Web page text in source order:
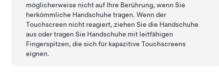
möglicherweise nicht auf Ihre Berührung, wenn Sie
herkömmliche Handschuhe tragen. Wenn der
Touchscreen nicht reagiert, ziehen Sie die Handschuhe
aus oder tragen Sie Handschuhe mit leitfähigen
Fingerspitzen, die sich für kapazitive Touchscreens
eignen.